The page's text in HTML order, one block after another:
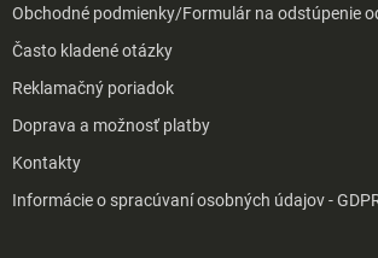
Obchodné podmienky/Formulár na odstúpenie
Často kladené otázky
Reklamačný poriadok
Doprava a možnosť platby
Kontakty
Informácie o spracúvaní osobných údajov -